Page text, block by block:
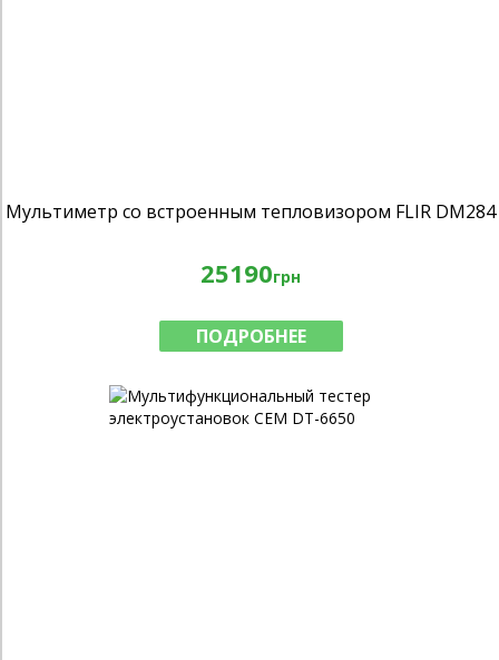
Мультиметр со встроенным тепловизором FLIR DM284
25190грн
ПОДРОБНЕЕ